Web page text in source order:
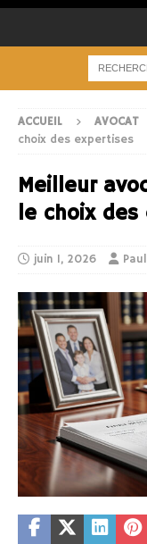
ACCUEIL AVOCAT
choix des expertises
Meilleur
le choix des
juin 1, 2026